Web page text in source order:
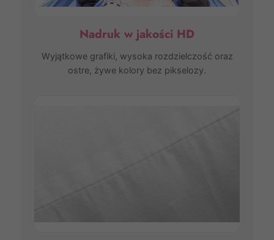
Nadruk w jakości HD
Wyjątkowe grafiki, wysoka rozdzielczość oraz
ostre, żywe kolory bez pikselozy.